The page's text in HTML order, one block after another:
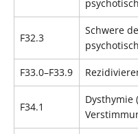
F32.3
Schwere
F33.0–F33.9
F34.1
Dysthymie